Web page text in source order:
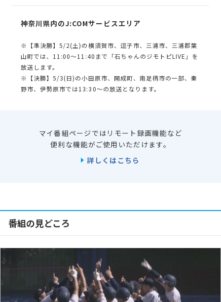
神奈川県内のJ:COMサービスエリア
※【準決勝】5/2(土)の横須賀市、逗子市、三浦市、三浦郡葉
山町では、11:00～11:40まで「石ちゃんのジモトピLIVE」を
放送します。
※【決勝】5/3(日)の小田原市、開成町、南足柄市の一部、秦
野市、伊勢原市では13:30～の放送となります。
マイ番組ページではリモート録画機能など
便利な機能がご使用いただけます。
詳しくはこちら
番組の見どころ